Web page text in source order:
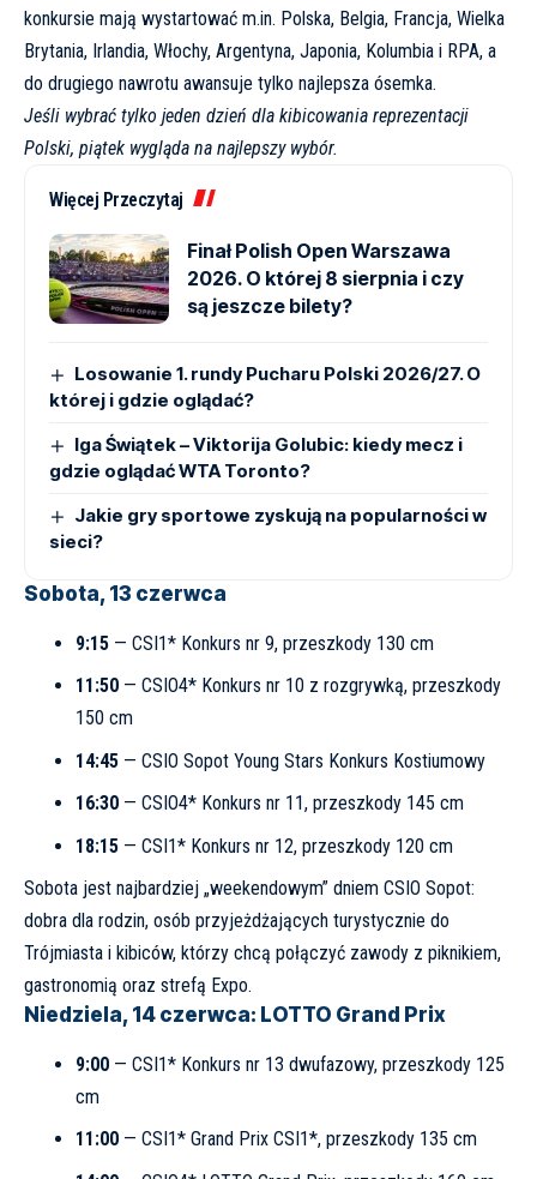
konkursie mają wystartować m.in. Polska, Belgia, Francja, Wielka
Brytania, Irlandia, Włochy, Argentyna, Japonia, Kolumbia i RPA, a
do drugiego nawrotu awansuje tylko najlepsza ósemka.
Jeśli wybrać tylko jeden dzień dla kibicowania reprezentacji
Polski, piątek wygląda na najlepszy wybór.
Więcej Przeczytaj
Finał Polish Open Warszawa
2026. O której 8 sierpnia i czy
są jeszcze bilety?
Losowanie 1. rundy Pucharu Polski 2026/27. O
której i gdzie oglądać?
Iga Świątek – Viktorija Golubic: kiedy mecz i
gdzie oglądać WTA Toronto?
Jakie gry sportowe zyskują na popularności w
sieci?
Sobota, 13 czerwca
9:15— CSI1* Konkurs nr 9, przeszkody 130 cm
11:50— CSIO4* Konkurs nr 10 z rozgrywką, przeszkody
150 cm
14:45— CSIO Sopot Young Stars Konkurs Kostiumowy
16:30— CSIO4* Konkurs nr 11, przeszkody 145 cm
18:15— CSI1* Konkurs nr 12, przeszkody 120 cm
Sobota jest najbardziej „weekendowym” dniem CSIO Sopot:
dobra dla rodzin, osób przyjeżdżających turystycznie do
Trójmiasta i kibiców, którzy chcą połączyć zawody z piknikiem,
gastronomią oraz strefą Expo.
Niedziela, 14 czerwca: LOTTO Grand Prix
9:00— CSI1* Konkurs nr 13 dwufazowy, przeszkody 125
cm
11:00— CSI1* Grand Prix CSI1*, przeszkody 135 cm